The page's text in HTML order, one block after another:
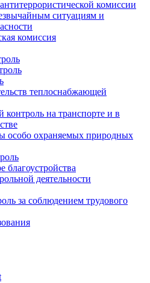
комиссии
ситуациям и
комиссия
теплоснабжающей
на транспорте и в
особо охраняемых природных
благоустройства
деятельности
за соблюдением трудового